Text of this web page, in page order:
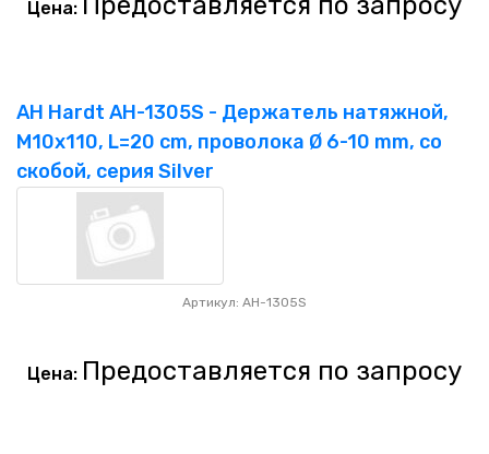
Цена:
AH Hardt AH-1305S - Держатель натяжной,
M10x110, L=20 cm, проволока Ø 6-10 mm, со
скобой, серия Silver
Артикул: AH-1305S
Цена: Предоставляется по запросу